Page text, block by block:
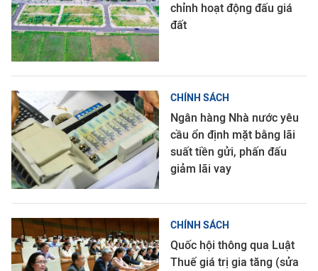
chỉnh hoạt động đấu giá
đất
CHÍNH SÁCH
Ngân hàng Nhà nước yêu
cầu ổn định mặt bằng lãi
suất tiền gửi, phấn đấu
giảm lãi vay
CHÍNH SÁCH
Quốc hội thông qua Luật
Thuế giá trị gia tăng (sửa